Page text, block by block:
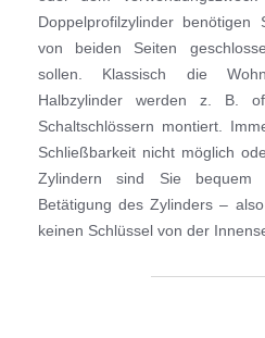
Doppelprofilzylinder
von beiden Seiten
sollen. Klassisch die
Halbzylinder werden z. B.
Schaltschlössern montiert.
Schließbarkeit nicht möglich
Zylindern sind Sie
Betätigung des Zylinders –
keinen Schlüssel von der